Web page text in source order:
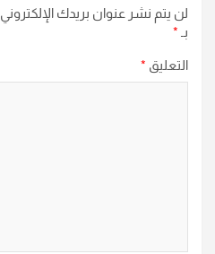
لن يتم نشر عنوان بريدك الإلكتروني.
بـ *
التعليق *